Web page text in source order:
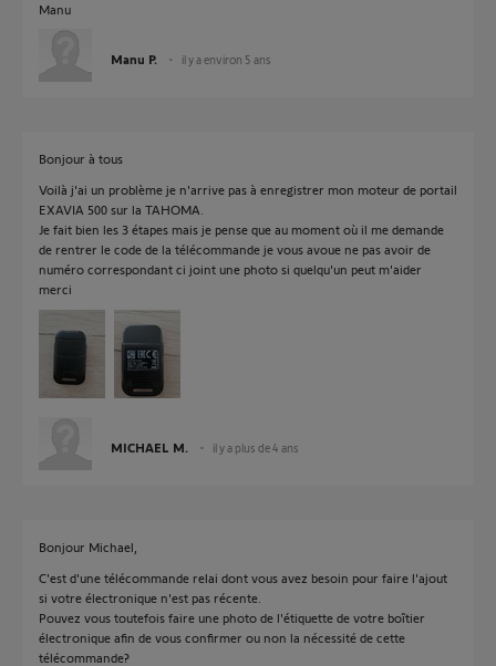
Manu
Manu P. il y a environ 5 ans
Bonjour à tous
Voilà j'ai un problème je n'arrive pas à enregistrer mon moteur de portail
EXAVIA 500 sur la TAHOMA.
Je fait bien les 3 étapes mais je pense que au moment où il me demande
de rentrer le code de la télécommande je vous avoue ne pas avoir de
numéro correspondant ci joint une photo si quelqu'un peut m'aider
merci
MICHAEL M. il y a plus de 4 ans
Bonjour Michael,
C'est d'une télécommande relai dont vous avez besoin pour faire l'ajout
si votre électronique n'est pas récente.
Pouvez vous toutefois faire une photo de l'étiquette de votre boîtier
électronique afin de vous confirmer ou non la nécessité de cette
télécommande?